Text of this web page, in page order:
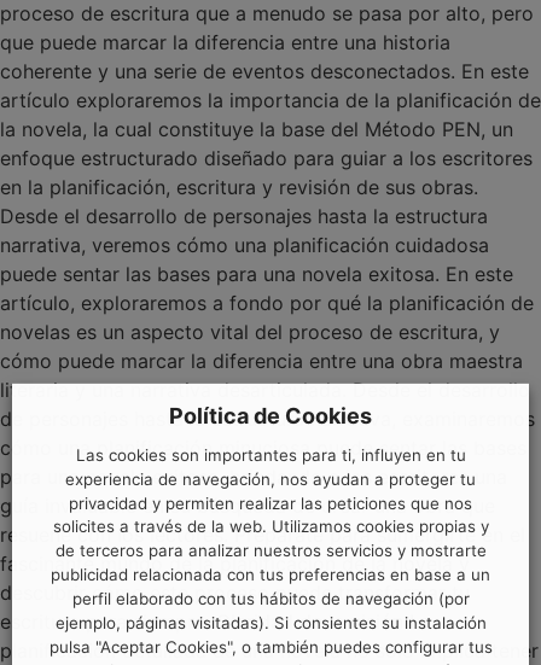
proceso de escritura que a menudo se pasa por alto, pero
que puede marcar la diferencia entre una historia
coherente y una serie de eventos desconectados. En este
artículo exploraremos la importancia de la planificación de
la novela, la cual constituye la base del Método PEN, un
enfoque estructurado diseñado para guiar a los escritores
en la planificación, escritura y revisión de sus obras.
Desde el desarrollo de personajes hasta la estructura
narrativa, veremos cómo una planificación cuidadosa
puede sentar las bases para una novela exitosa. En este
artículo, exploraremos a fondo por qué la planificación de
novelas es un aspecto vital del proceso de escritura, y
cómo puede marcar la diferencia entre una obra maestra
literaria y una narrativa desarticulada. Desde el desarrollo
de personajes hasta la estructura narrativa, examinaremos
cómo una planificación minuciosa puede sentar las bases
para una novela exitosa, brindando a los escritores una
guía invaluable en su búsqueda de crear una obra que
resuene con los lectores. Prepárate para sumergirte en el
fascinante mundo de la planificación de la novela y
descubrir cómo este proceso puede transformar tu
escritura para siempre. Claridad de la visión La
planificación detallada de una novela no solo implica tener
Política de Cookies
Las cookies son importantes para ti, influyen en tu
experiencia de navegación, nos ayudan a proteger tu
privacidad y permiten realizar las peticiones que nos
solicites a través de la web. Utilizamos cookies propias y
de terceros para analizar nuestros servicios y mostrarte
publicidad relacionada con tus preferencias en base a un
perfil elaborado con tus hábitos de navegación (por
ejemplo, páginas visitadas). Si consientes su instalación
pulsa "Aceptar Cookies", o también puedes configurar tus